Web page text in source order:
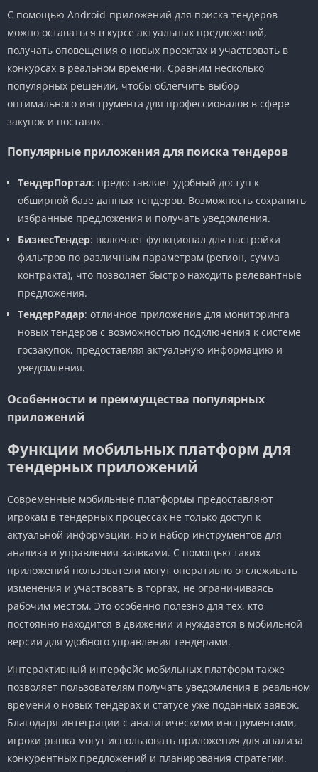
С помощью Android-приложений для поиска тендеров
можно оставаться в курсе актуальных предложений,
получать оповещения о новых проектах и участвовать в
конкурсах в реальном времени. Сравним несколько
популярных решений, чтобы облегчить выбор
оптимального инструмента для профессионалов в сфере
закупок и поставок.
Популярные приложения для поиска тендеров
ТендерПортал: предоставляет удобный доступ к
обширной базе данных тендеров. Возможность сохранять
избранные предложения и получать уведомления.
БизнесТендер: включает функционал для настройки
фильтров по различным параметрам (регион, сумма
контракта), что позволяет быстро находить релевантные
предложения.
ТендерРадар: отличное приложение для мониторинга
новых тендеров с возможностью подключения к системе
госзакупок, предоставляя актуальную информацию и
уведомления.
Особенности и преимущества популярных
приложений
Функции мобильных платформ для
тендерных приложений
Современные мобильные платформы предоставляют
игрокам в тендерных процессах не только доступ к
актуальной информации, но и набор инструментов для
анализа и управления заявками. С помощью таких
приложений пользователи могут оперативно отслеживать
изменения и участвовать в торгах, не ограничиваясь
рабочим местом. Это особенно полезно для тех, кто
постоянно находится в движении и нуждается в мобильной
версии для удобного управления тендерами.
Интерактивный интерфейс мобильных платформ также
позволяет пользователям получать уведомления в реальном
времени о новых тендерах и статусе уже поданных заявок.
Благодаря интеграции с аналитическими инструментами,
игроки рынка могут использовать приложения для анализа
конкурентных предложений и планирования стратегии.